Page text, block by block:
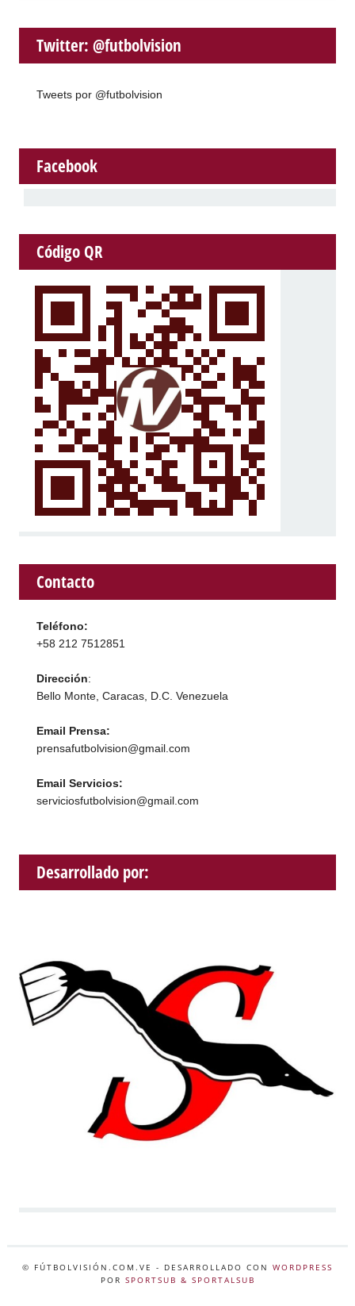
Twitter: @futbolvision
Tweets por @futbolvision
Facebook
Código QR
Contacto
Teléfono:
+58 212 7512851
Dirección:
Bello Monte, Caracas, D.C. Venezuela
Email Prensa:
prensafutbolvision@gmail.com
Email Servicios:
serviciosfutbolvision@gmail.com
Desarrollado por:
© FÚTBOLVISIÓN.COM.VE - DESARROLLADO CON WORDPRESS
POR SPORTSUB & SPORTALSUB